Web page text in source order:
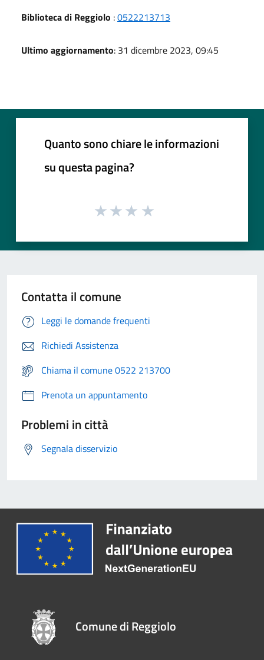
Biblioteca di Reggiolo :0522213713
Ultimo aggiornamento: 31 dicembre 2023, 09:45
Quanto sono chiare le informazioni
su questa pagina?
Contatta il comune
Leggi le domande frequenti
Richiedi Assistenza
Chiama il comune 0522 213700
Prenota un appuntamento
Problemi in città
Segnala disservizio
Comune di Reggiolo